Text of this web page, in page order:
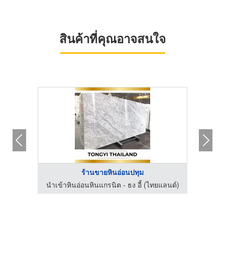
สินค้าที่คุณอาจสนใจ
ร้านขายหินอ่อนปทุม
นำเข้าหินอ่อนหินแกรนิต - ธง อี้ (ไทยแลนด์)